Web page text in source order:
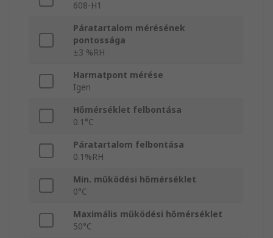
608-H1
Páratartalom mérésének
pontossága
±3 %RH
Harmatpont mérése
Igen
Hőmérséklet felbontása
0.1°C
Páratartalom felbontása
0.1%RH
Min. működési hőmérséklet
0°C
Maximális működési hőmérséklet
50°C